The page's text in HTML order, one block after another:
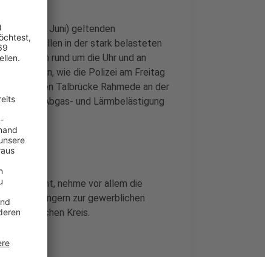
(10. Juni) geltenden
Stellen in der stark belasteten
Beamten rund um die Uhr und an
wie die Polizei am Freitag
Talbrücke Rahmede an der
Abgas- und Lärmbelästigung
Gewicht, nehme vor allem die
mit Anhängern zur gewerblichen
Märkischen Kreis.